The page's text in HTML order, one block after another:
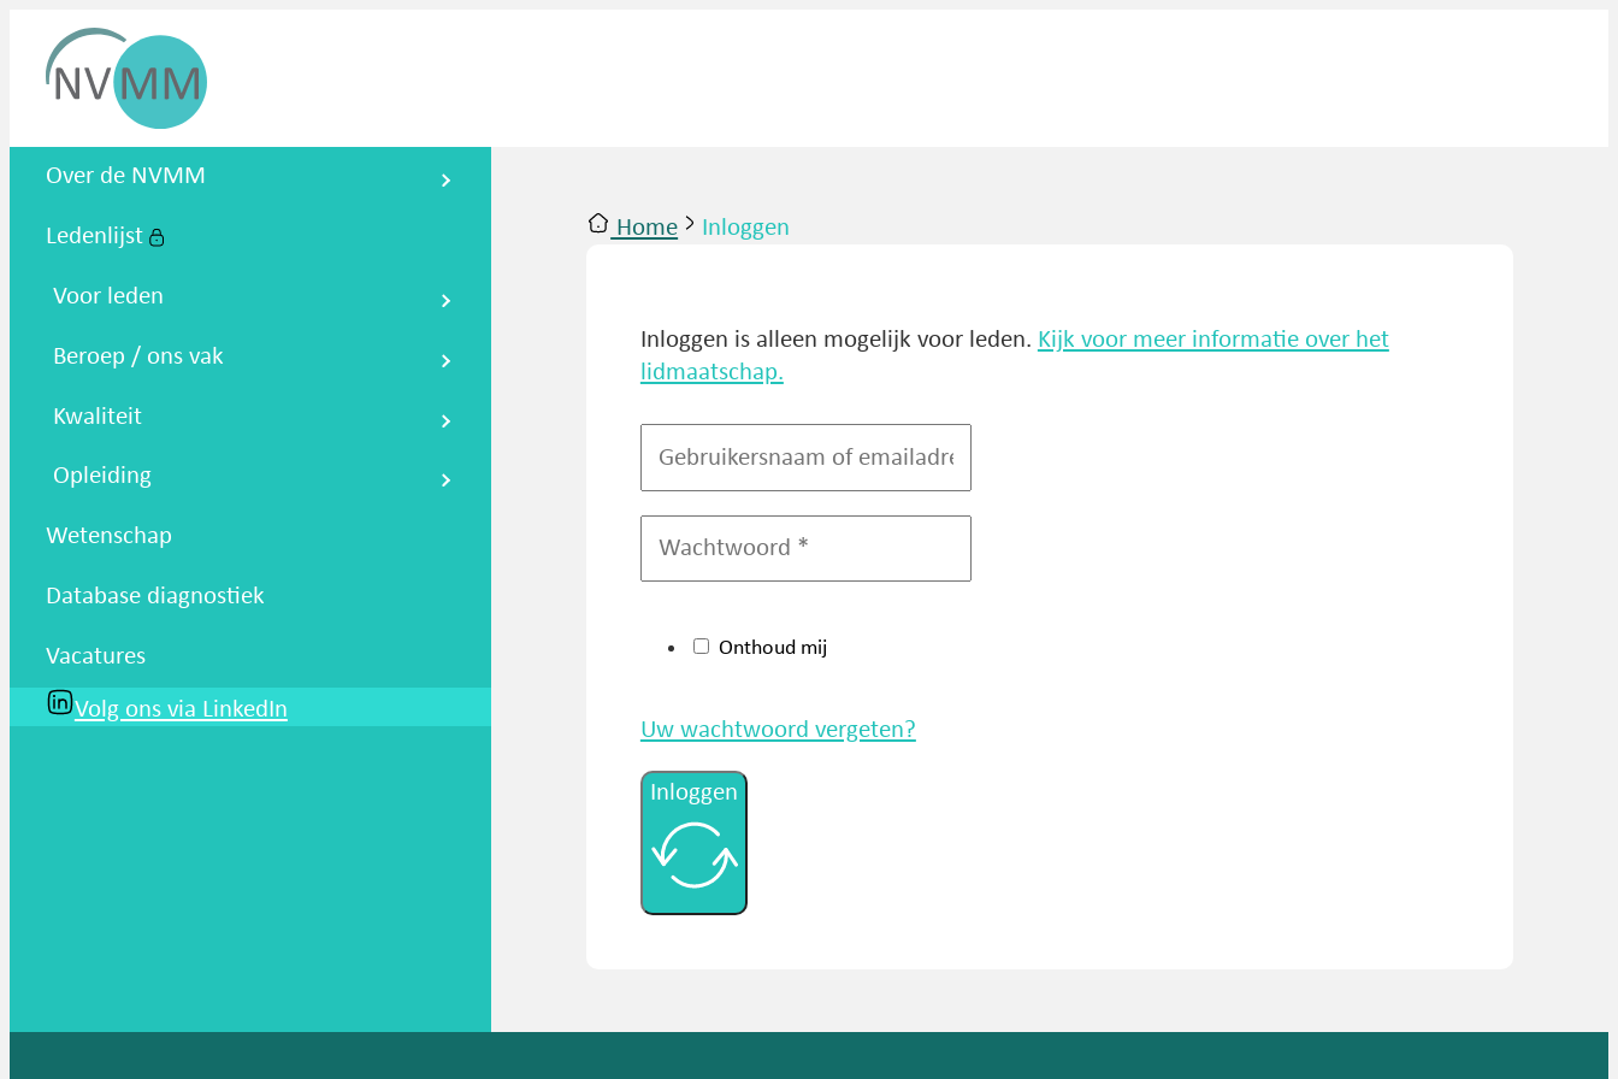
Nederlandse Vereniging voor
Over de NVMM
Ledenlijst
Voor leden
Beroep / ons vak
Kwaliteit
Opleiding
Wetenschap
Database diagnostiek
Vacatures
Volg ons via LinkedIn
Home Inloggen
Inloggen is alleen mogelijk voor leden. Kijk voor meer informatie over het
lidmaatschap.
Onthoud mij
Uw wachtwoord vergeten?
Inloggen